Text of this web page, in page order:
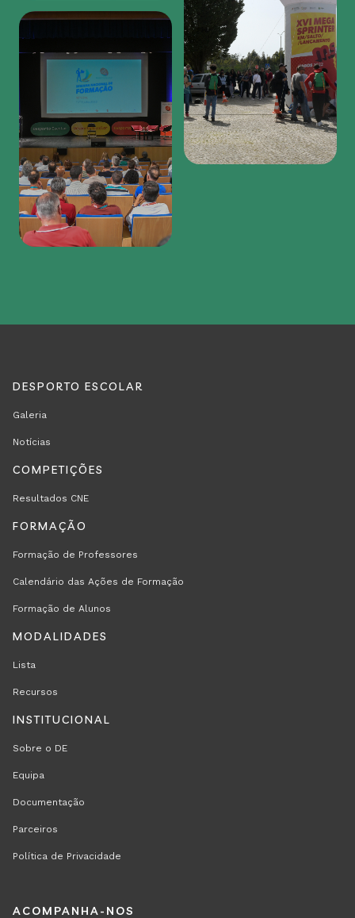
REGION
FOOTER
RODAPÉ
DESPORTO ESCOLAR
Galeria
Notícias
COMPETIÇÕES
Resultados CNE
FORMAÇÃO
Formação de Professores
Calendário das Ações de Formação
Formação de Alunos
MODALIDADES
Lista
Recursos
INSTITUCIONAL
Sobre o DE
Equipa
Documentação
Parceiros
Política de Privacidade
REGION
ACOMPANHA-NOS